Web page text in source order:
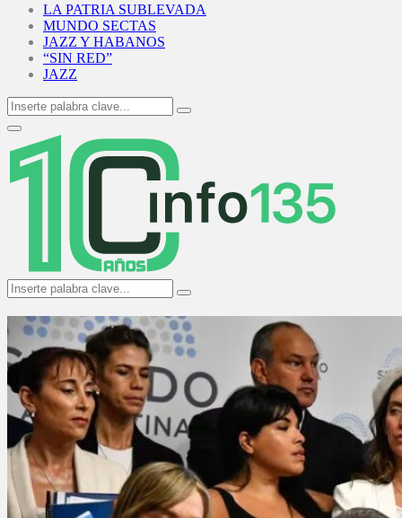
LA PATRIA SUBLEVADA
MUNDO SECTAS
JAZZ Y HABANOS
“SIN RED”
JAZZ
Search
for:
Search
Primary
Menu
Search
for:
Search